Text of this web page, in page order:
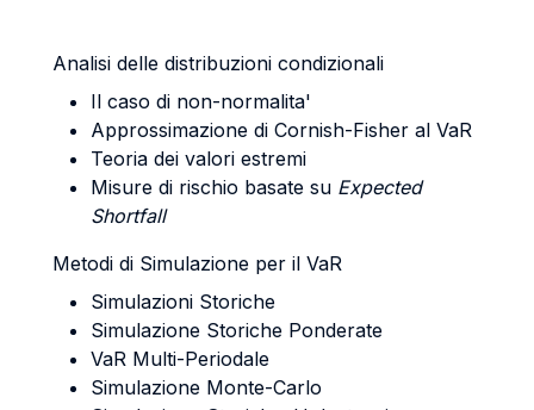
Analisi delle distribuzioni condizionali
Il caso di non-normalita'
Approssimazione di Cornish-Fisher al VaR
Teoria dei valori estremi
Misure di rischio basate su Expected
Shortfall
Metodi di Simulazione per il VaR
Simulazioni Storiche
Simulazione Storiche Ponderate
VaR Multi-Periodale
Simulazione Monte-Carlo